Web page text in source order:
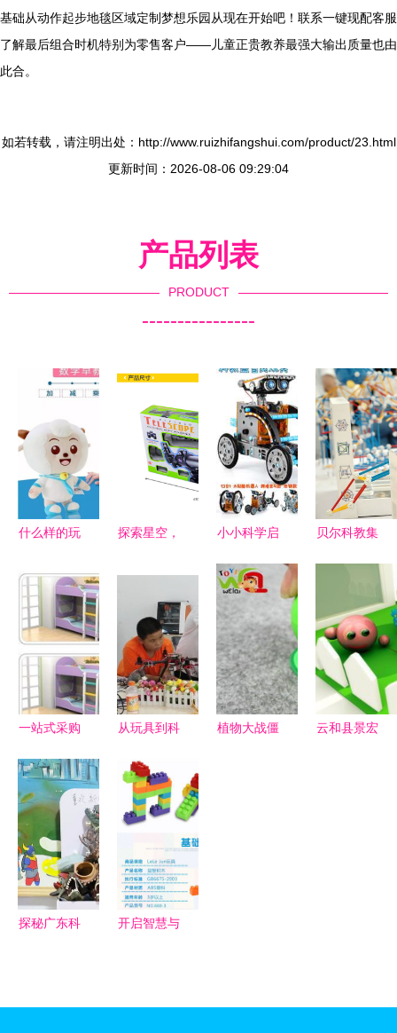
基础从动作起步地毯区域定制梦想乐园从现在开始吧！联系一键现配客服
了解最后组合时机特别为零售客户——儿童正贵教养最强大输出质量也由
此合。
如若转载，请注明出处：http://www.ruizhifangshui.com/product/23.html
更新时间：2026-08-06 09:29:04
产品列表
PRODUCT
----------------
什么样的玩
启蒙老师
探索星空，
望远镜——
孩子的第一
台科学实验
玩具
小小科学启
电容器做的
科教玩具
贝尔科教集
三款重磅新
品引领科教
玩具新风潮
一站式采购
床、教具
柜、玩具柜
及科教玩具
优选攻略
从玩具到科
高积木带给
我们的启示
植物大战僵
云和县景宏
探秘广东科
开启智慧与